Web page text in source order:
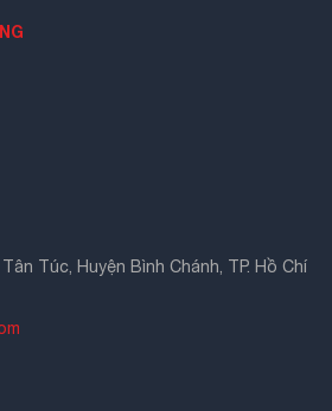
Túc, Huyện Bình Chánh, TP. Hồ Chí